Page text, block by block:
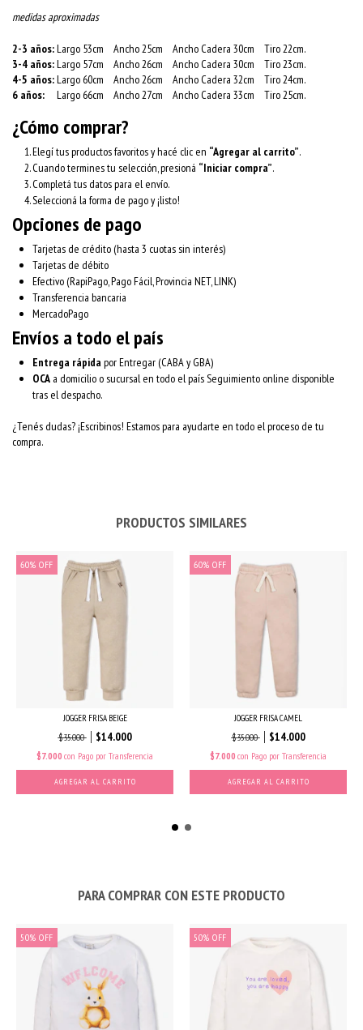
medidas aproximadas
2-3 años:Largo 53cm Ancho 25cm Ancho Cadera 30cm Tiro 22cm.
3-4 años:Largo 57cm Ancho 26cm Ancho Cadera 30cm Tiro 23cm.
4-5 años:Largo 60cm Ancho 26cm Ancho Cadera 32cm Tiro 24cm.
6 años: Largo 66cm Ancho 27cm Ancho Cadera 33cm Tiro 25cm.
¿Cómo comprar?
Elegí tus productos favoritos y hacé clic en “Agregar al carrito”.
Cuando termines tu selección, presioná “Iniciar compra”.
Completá tus datos para el envío.
Seleccioná la forma de pago y ¡listo!
Opciones de pago
Tarjetas de crédito (hasta 3 cuotas sin interés)
Tarjetas de débito
Efectivo (RapiPago, Pago Fácil, Provincia NET, LINK)
Transferencia bancaria
MercadoPago
Envíos a todo el país
Entrega rápida por Entregar (CABA y GBA)
OCA a domicilio o sucursal en todo el país Seguimiento online disponible
tras el despacho.
¿Tenés dudas? ¡Escribinos! Estamos para ayudarte en todo el proceso de tu
compra.
PRODUCTOS SIMILARES
60% OFF
JOGGER FRISA BEIGE
$35.000 $14.000
$7.000 con Pago por Transferencia
AGREGAR AL CARRITO
60% OFF
JOGGER FRISA CAMEL
$35.000 $14.000
$7.000 con Pago por Transferencia
AGREGAR AL CARRITO
PARA COMPRAR CON ESTE PRODUCTO
50% OFF 50% OFF